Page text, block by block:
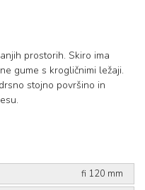
prostorih. Skiro ima
gume s krogličnimi ležaji.
stojno površino in
fi 120 mm